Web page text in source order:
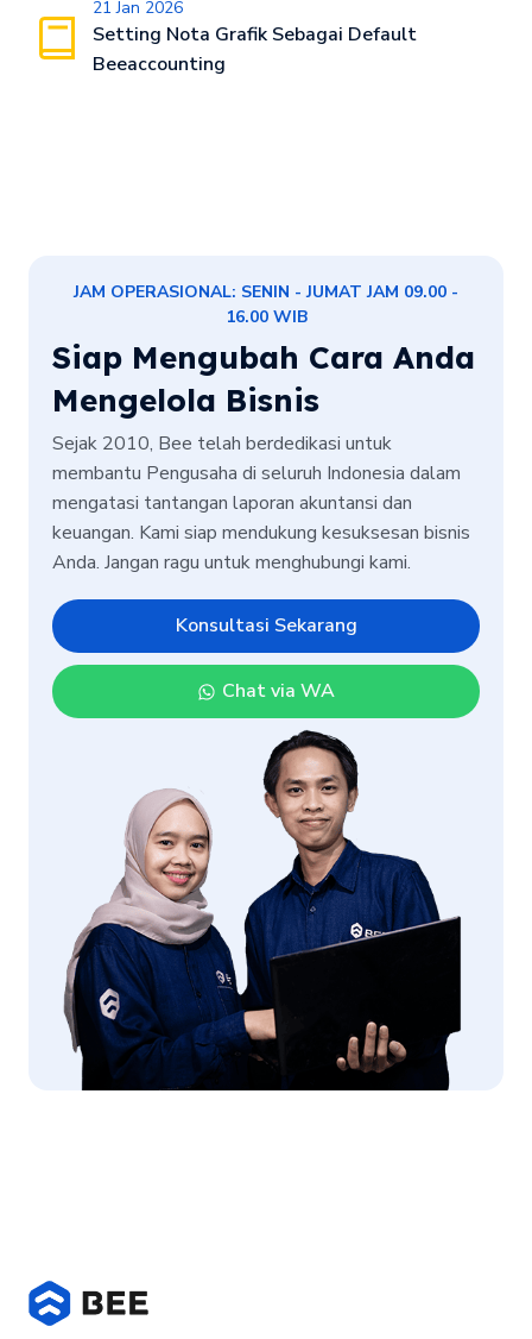
21 Jan 2026
Setting Nota Grafik Sebagai Default
Beeaccounting
JAM OPERASIONAL: SENIN - JUMAT JAM 09.00 -
16.00 WIB
Siap Mengubah Cara Anda
Mengelola Bisnis
Sejak 2010, Bee telah berdedikasi untuk
membantu Pengusaha di seluruh Indonesia dalam
mengatasi tantangan laporan akuntansi dan
keuangan. Kami siap mendukung kesuksesan bisnis
Anda. Jangan ragu untuk menghubungi kami.
Konsultasi Sekarang
Chat via WA